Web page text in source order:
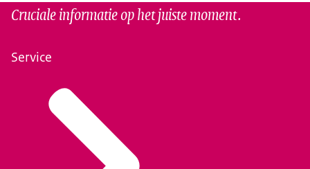
Cruciale informatie op het juiste moment.
Service